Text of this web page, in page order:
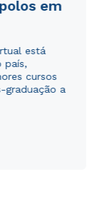
em
está
país,
cursos
graduação a